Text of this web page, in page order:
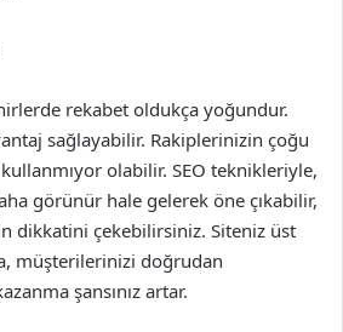
rekabet oldukça yoğundur.
sağlayabilir. Rakiplerinizin çoğu
olabilir. SEO teknikleriyle,
görünür hale gelerek öne çıkabilir,
dikkatini çekebilirsiniz. Siteniz üst
müşterilerinizi doğrudan
şansınız artar.